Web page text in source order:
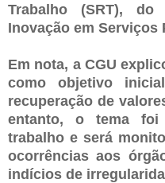
Trabalho (SRT),
Inovação em Serviços
Em nota, a CGU
como objetivo
recuperação de
entanto, o tema
trabalho e será
ocorrências aos
indícios de